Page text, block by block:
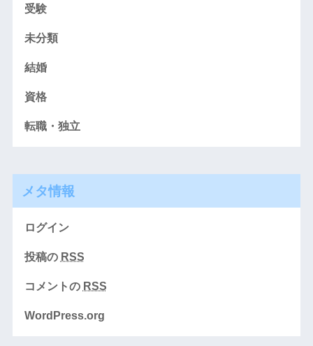
受験
未分類
結婚
資格
転職・独立
メタ情報
ログイン
投稿の RSS
コメントの RSS
WordPress.org